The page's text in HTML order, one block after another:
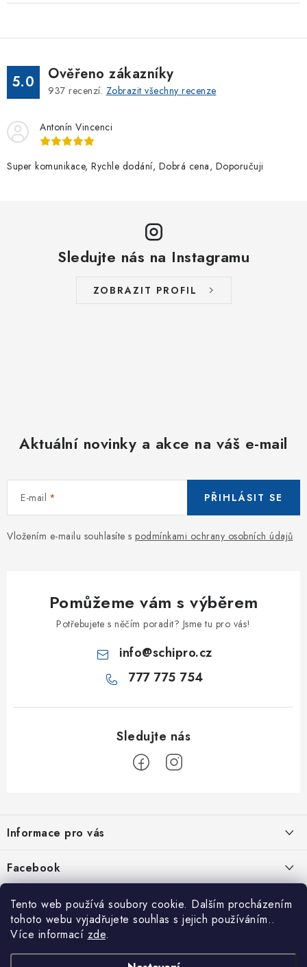
Tento web používá soubory cookie. Dalším procházením
tohoto webu vyjadřujete souhlas s jejich používáním..
Více informací zde.
5.0 Ověřeno zákazníky
937 recenzí. Zobrazit všechny recenze
Antonín Vincenci
Super komunikace, Rychle dodání, Dobrá cena, Doporučuji
Sledujte nás na Instagramu
ZOBRAZIT PROFIL
Aktuální novinky a akce na váš e-mail
E-mail
Vložením e-mailu souhlasíte s podmínkami ochrany osobních údajů
PŘIHLÁSIT SE
Pomůžeme vám s výběrem
Potřebujete s něčím poradit? Jsme tu pro vás!
info@schipro.cz
777 775 754
p
a
t
Informace pro vás
Obchodní podmínky
Podmínky ochrany osobních údajů
Reklamace
Facebook